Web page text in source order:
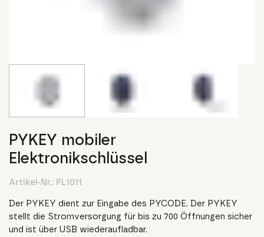
PYKEY mobiler
Elektronikschlüssel
Artikel-Nr.: PL1011
Der PYKEY dient zur Eingabe des PYCODE. Der PYKEY
stellt die Stromversorgung für bis zu 700 Öffnungen sicher
und ist über USB wiederaufladbar.